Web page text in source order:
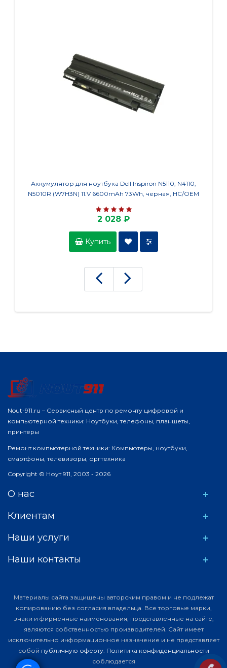
Аккумулятор для ноутбука Dell Inspiron N5110, N4110,
N5010R (W7H3N) 11.V 6600mAh 73Wh, черная, HC/OEM
2 028 ₽
Купить
Nout-911.ru – Сервисный центр по ремонту цифровой и
компьютерной техники: Ноутбуки, телефоны, планшеты,
принтеры
Ремонт компьютерной техники: Компьютеры, ноутбуки,
смартфоны, телевизоры, оргтехника
Copyright © Ноут 911, 2003 - 2026
О нас
Клиентам
Наши услуги
Наши контакты
Материалы сайта защищены авторским правом и не подлежат
копированию без согласия владельца. Все торговые марки,
знаки и фирменные наименования, представленные на сайте,
являются собственностью производителей. Сайт имеет
исключительно информационное назначение и не представляет
собой публичную оферту. Политика конфиденциальности
соблюдается